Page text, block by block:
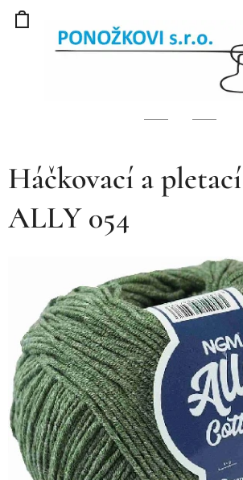
Háčkovací a
ALLY 054